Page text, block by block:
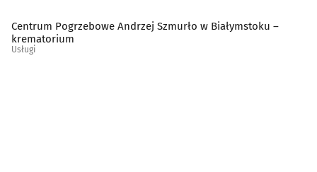
Weterynarze(28)
Centrum Pogrzebowe Andrzej Szmurło w Białymstoku –
krematorium
Usługi